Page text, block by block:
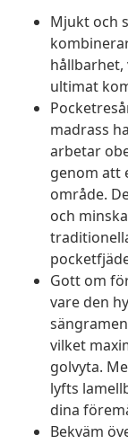
Mjukt och
ultimat
madrass
arbetar
genom att
område.
och
Gott om
vare den
vilket
golvyta.
lyfts
dina
Bekväm